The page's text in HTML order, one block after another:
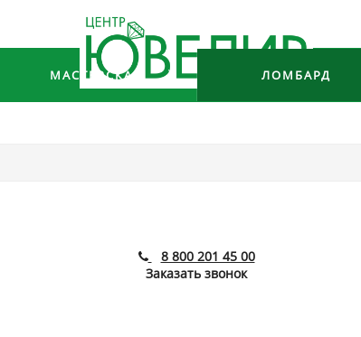
8 800 201 45 00
Заказать звонок
МАСТЕРСКАЯ ЛОМБАРД